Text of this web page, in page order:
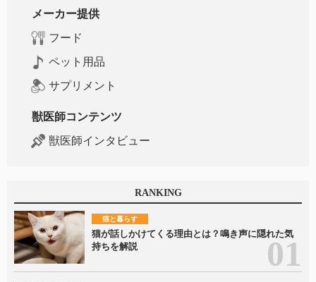
メーカー提供
フード
ペット用品
サプリメント
獣医師コンテンツ
獣医師インタビュー
RANKING
猫と暮らす
猫が話しかけてくる理由とは？鳴き声に隠れた気
持ちを解説